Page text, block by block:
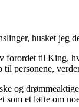
husket jeg
forordet til King,
til personene,
og
som et løfte om